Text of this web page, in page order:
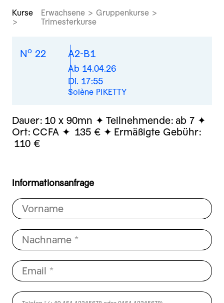
Kurse
Erwachsene > Gruppenkurse >
Trimesterkurse
No 22 A2-B1
Ab 14.04.26
Di. 17:55
Solène PIKETTY
Dauer: 10 x 90mn Teilnehmende: ab 7
Ort: CCFA 135 €
Ermäßigte Gebühr:
110 €
Informationsanfrage